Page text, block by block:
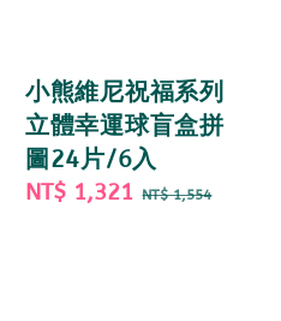
小熊維尼祝福系列
立體幸運球盲盒拼
圖24片/6入
Sale
NT$ 1,321 Regular
NT$ 1,554